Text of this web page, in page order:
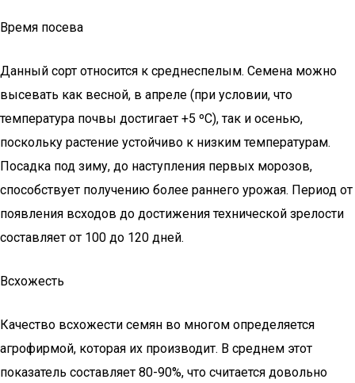
Время посева
Данный сорт относится к среднеспелым. Семена можно
высевать как весной, в апреле (при условии, что
температура почвы достигает +5 ºС), так и осенью,
поскольку растение устойчиво к низким температурам.
Посадка под зиму, до наступления первых морозов,
способствует получению более раннего урожая. Период от
появления всходов до достижения технической зрелости
составляет от 100 до 120 дней.
Всхожесть
Качество всхожести семян во многом определяется
агрофирмой, которая их производит. В среднем этот
показатель составляет 80-90%, что считается довольно